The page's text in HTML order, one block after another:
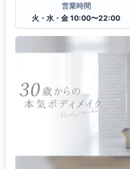
営業時間
火・水・金 10:00〜22:00